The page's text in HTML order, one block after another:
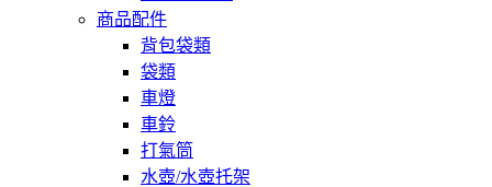
商品配件
背包袋類
袋類
車燈
車鈴
打氣筒
水壺/水壺托架